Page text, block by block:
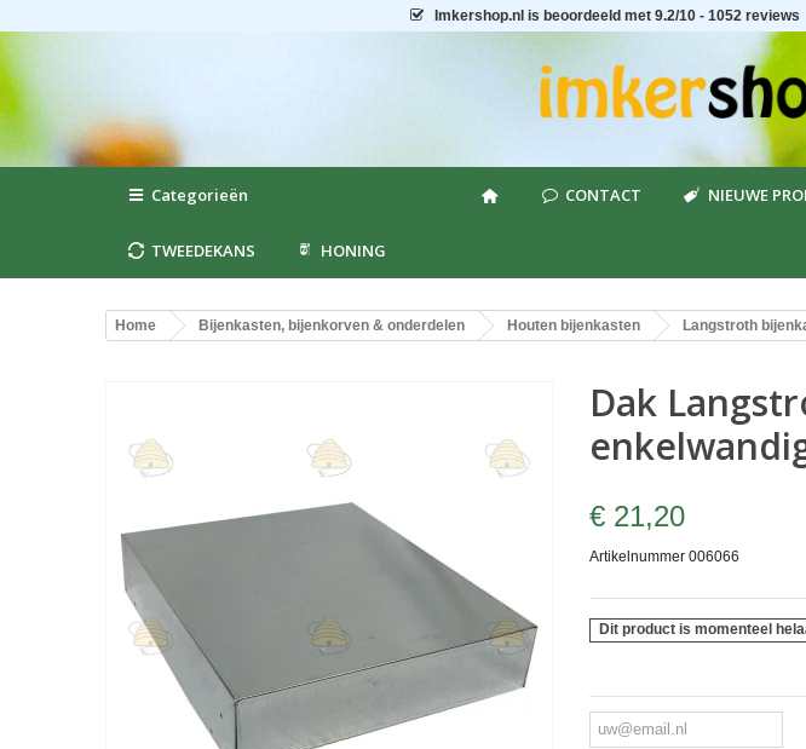
Imkershop.nl is beoordeeld met 9.2/10 - 1052 reviews
Categorieën CONTACT NIEUWE
TWEEDEKANS HONING
Home Bijenkasten, bijenkorven & onderdelen Houten bijenkasten Langstroth
Dak
€ 21,20
Artikelnummer 006066
Dit product is momenteel